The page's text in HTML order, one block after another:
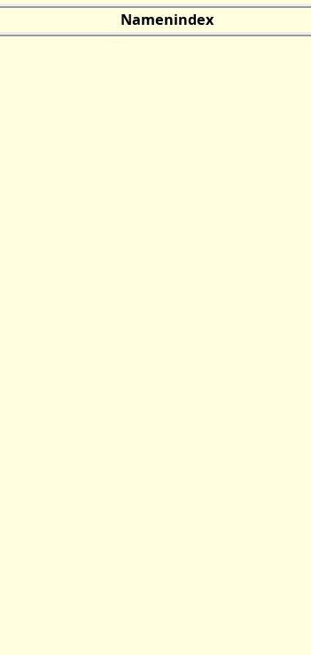
Namenindex